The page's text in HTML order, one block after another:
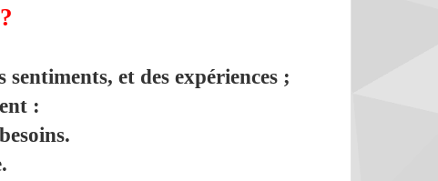
et des expériences ;
: